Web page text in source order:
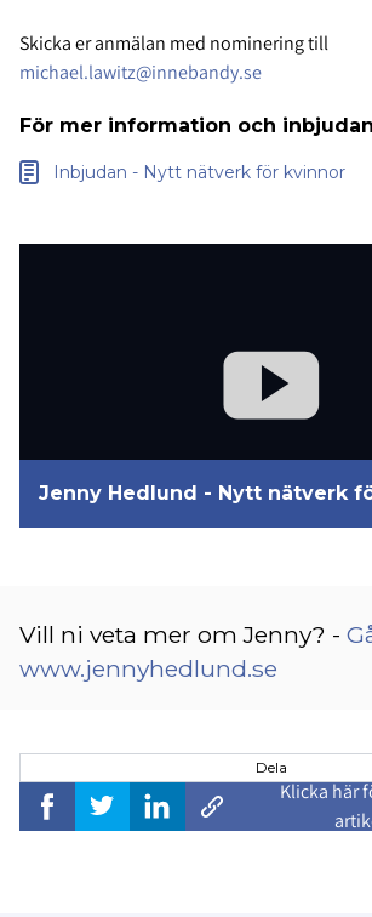
Skicka er anmälan med nominering till
michael.lawitz@innebandy.se
För mer information och inbjudan
Inbjudan - Nytt nätverk för kvinnor
Jenny Hedlund - Nytt nätverk
Vill ni veta mer om Jenny? -
www.jennyhedlund.se
Dela
Klicka här